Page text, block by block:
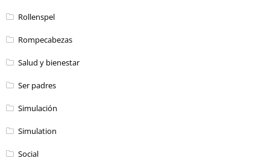
Rollenspel
Rompecabezas
Salud y bienestar
Ser padres
Simulación
Simulation
Social